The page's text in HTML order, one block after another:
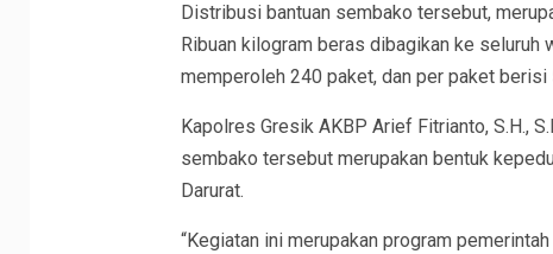
Distribusi bantuan sembako tersebut,
Ribuan kilogram beras dibagikan ke
memperoleh 240 paket, dan per paket berisi
Kapolres Gresik AKBP Arief Fitrianto, S.H.,
sembako tersebut merupakan bentuk
Darurat.
“Kegiatan ini merupakan program